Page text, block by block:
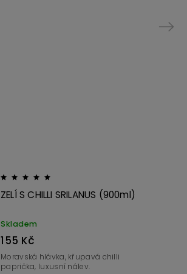
ZELÍ S CHILLI SRILANUS (900ml)
Skladem
155 Kč
Moravská hlávka, křupavá chilli
paprička, luxusní nálev.
Next